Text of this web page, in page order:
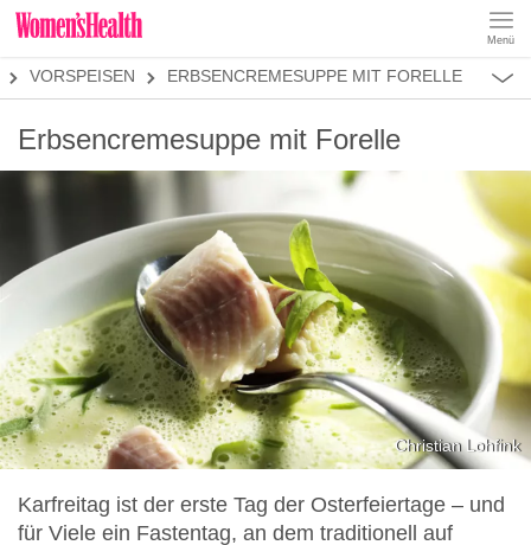
Menü
REZEPTE
ERNÄHRUNGSFORMEN
VORSPEISEN ERBSENCREMESUPPE MIT FORELLE
VORSPEISEN
HAUPTGERICHTE
SALATE
DESSERT
SUPPEN
SANDWICHES
Erbsencremesuppe mit Forelle
Christian Lohfink
Karfreitag ist der erste Tag der Osterfeiertage – und
für Viele ein Fastentag, an dem traditionell auf